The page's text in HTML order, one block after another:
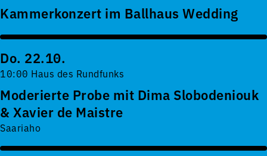
Kammerkonzert im Ballhaus Wedding
Do. 22.10.
10:00 Haus des Rundfunks
Moderierte Probe mit Dima Slobodeniouk
& Xavier de Maistre
Saariaho